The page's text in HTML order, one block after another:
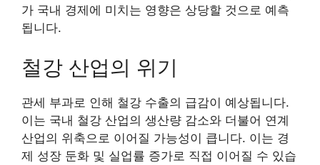
가 국내 경제에 미치는 영향은 상당할 것으로 예측
됩니다.
철강 산업의 위기
관세 부과로 인해 철강 수출의 급감이 예상됩니다.
이는 국내 철강 산업의 생산량 감소와 더불어 연계
산업의 위축으로 이어질 가능성이 큽니다. 이는 경
제 성장 둔화 및 실업률 증가로 직접 이어질 수 있습